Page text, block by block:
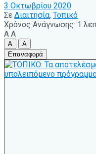
3 Οκτωβρίου 2020
Σε Διαιτησία, Τοπικό
Χρόνος Ανάγνωσης: 1
A A
A
A
Επαναφορά